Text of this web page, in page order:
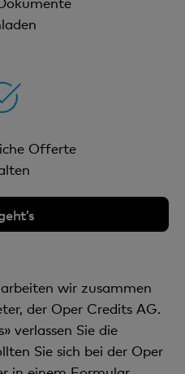
Offerte
wir zusammen
der Oper Credits AG.
verlassen Sie die
Sie sich bei der Oper